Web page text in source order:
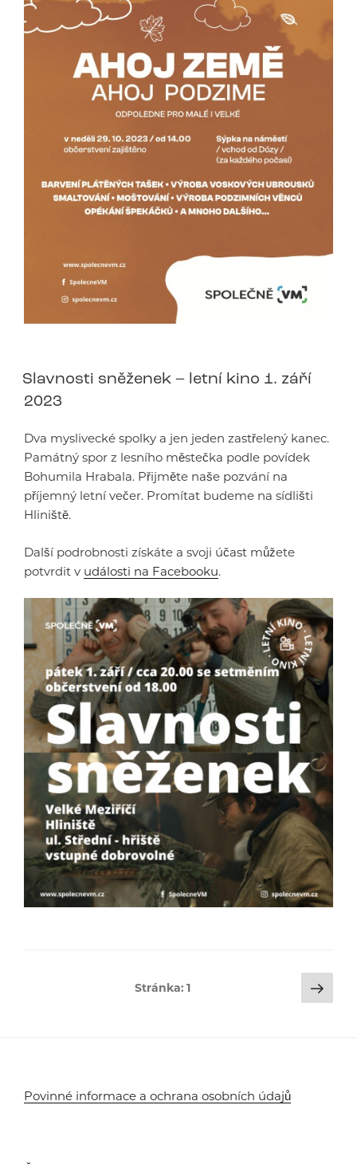
Slavnosti sněženek – letní kino 1. září
2023
Dva myslivecké spolky a jen jeden zastřelený kanec.
Památný spor z lesního městečka podle povídek
Bohumila Hrabala. Přijměte naše pozvání na
příjemný letní večer. Promítat budeme na sídlišti
Hliniště.
Další podrobnosti získáte a svoji účast můžete
potvrdit v události na Facebooku.
Stránka:1
Povinné informace a ochrana osobních údajů